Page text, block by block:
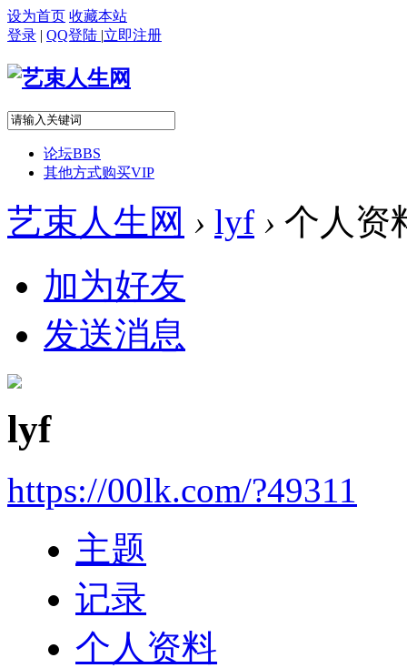
设为首页 收藏本站
登录 | QQ登陆 |立即注册
论坛BBS
其他方式购买VIP
艺束人生网 › lyf › 个人资
加为好友
发送消息
lyf
https://00lk.com/?49311
主题
记录
个人资料